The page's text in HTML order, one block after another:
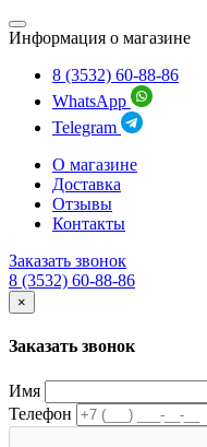
Информация о магазине
8 (3532) 60-88-86
WhatsApp
Telegram
О магазине
Доставка
Отзывы
Контакты
Заказать звонок
8 (3532) 60-88-86
×
Заказать звонок
Имя
Телефон